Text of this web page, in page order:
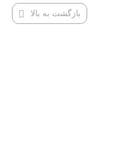
بازگشت به بالا